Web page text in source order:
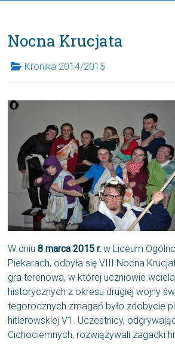
Nocna Krucjata
Kronika 2014/2015
W dniu8 marca 2015 r. w Liceum
Piekarach, odbyła się VIII Nocna
gra terenowa, w której uczniowie
historycznych z okresu drugiej wojny
tegorocznych zmagań było zdobycie
hitlerowskiej V1. Uczestnicy,
Cichociemnych, rozwiązywali zagadki